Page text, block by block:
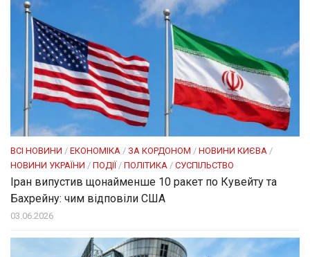
ВСІ НОВИНИ / ЕКОНОМІКА / ЗА КОРДОНОМ / НОВИНИ КИЄВА /
НОВИНИ УКРАЇНИ / ПОДІЇ / ПОЛІТИКА / СУСПІЛЬСТВО
Іран випустив щонайменше 10 ракет по Кувейту та
Бахрейну: чим відповіли США
03.06.2026